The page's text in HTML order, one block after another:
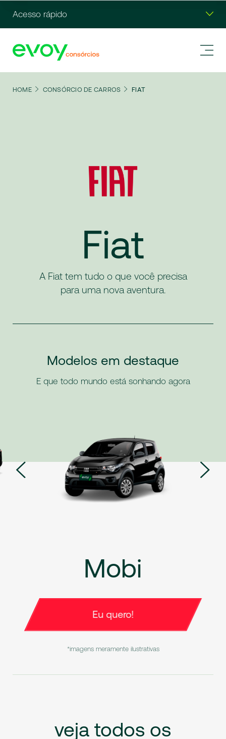
Acesso rápido
HOME CONSÓRCIO DE CARROS FIAT
Fiat
A Fiat tem tudo o que você precisa
para uma nova aventura.
Modelos em destaque
E que todo mundo está sonhando agora
Mobi
Eu quero!
*imagens meramente ilustrativas
veja todos os